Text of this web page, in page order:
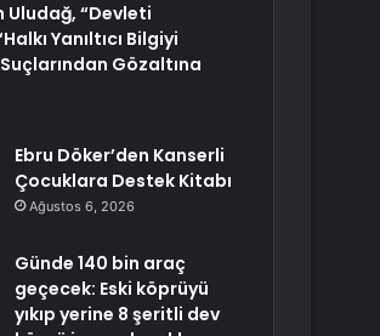
“Devleti
Yanıltıcı Bilgiyi
Gözaltına
Ebru Döker’den Kanserli
Çocuklara Destek Kitabı
Ağustos 6, 2026
Günde 140 bin araç
geçecek: Eski köprüyü
yıkıp yerine 8 şeritli dev